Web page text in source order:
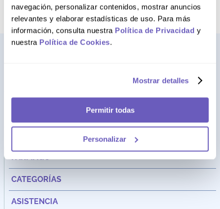
navegación, personalizar contenidos, mostrar anuncios
relevantes y elaborar estadísticas de uso. Para más
información, consulta nuestra Política de Privacidad y
nuestra Política de Cookies.
Mostrar detalles
Permitir todas
Personalizar
Av. Santa Cecilia Nro. 265 Ate - Lima, Perú
FARMAGO
CATEGORÍAS
ASISTENCIA